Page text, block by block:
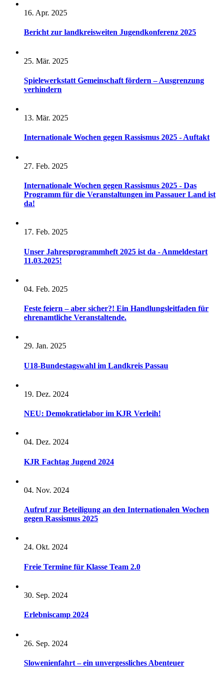
16. Apr. 2025
Bericht zur landkreisweiten Jugendkonferenz 2025
25. Mär. 2025
Spielewerkstatt Gemeinschaft fördern – Ausgrenzung
verhindern
13. Mär. 2025
Internationale Wochen gegen Rassismus 2025 - Auftakt
27. Feb. 2025
Internationale Wochen gegen Rassismus 2025 - Das
Programm für die Veranstaltungen im Passauer Land ist
da!
17. Feb. 2025
Unser Jahresprogrammheft 2025 ist da - Anmeldestart
11.03.2025!
04. Feb. 2025
Feste feiern – aber sicher?! Ein Handlungsleitfaden für
ehrenamtliche Veranstaltende.
29. Jan. 2025
U18-Bundestagswahl im Landkreis Passau
19. Dez. 2024
NEU: Demokratielabor im KJR Verleih!
04. Dez. 2024
KJR Fachtag Jugend 2024
04. Nov. 2024
Aufruf zur Beteiligung an den Internationalen Wochen
gegen Rassismus 2025
24. Okt. 2024
Freie Termine für Klasse Team 2.0
30. Sep. 2024
Erlebniscamp 2024
26. Sep. 2024
Slowenienfahrt – ein unvergessliches Abenteuer